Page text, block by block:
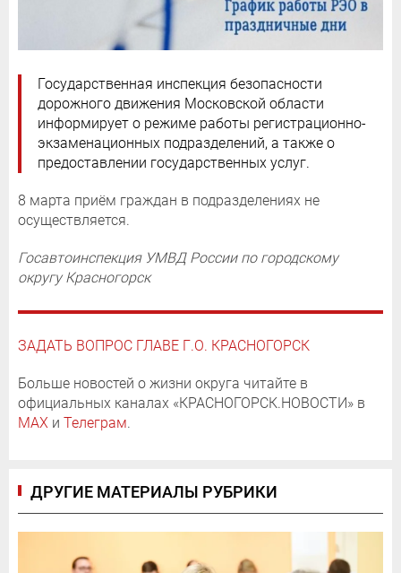
Государственная инспекция безопасности
дорожного движения Московской области
информирует о режиме работы регистрационно-
экзаменационных подразделений, а также о
предоставлении государственных услуг.
8 марта приём граждан в подразделениях не
осуществляется.
Госавтоинспекция УМВД России по городскому
округу Красногорск
ЗАДАТЬ ВОПРОС ГЛАВЕ Г.О. КРАСНОГОРСК
Больше новостей о жизни округа читайте в
официальных каналах «КРАСНОГОРСК.НОВОСТИ» в
MAX и Телеграм.
ДРУГИЕ МАТЕРИАЛЫ РУБРИКИ